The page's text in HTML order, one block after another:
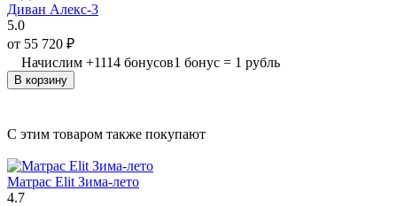
Диван Алекс-3
5.0
от 55 720 ₽
Начислим +1114 бонусов1 бонус = 1 рубль
В корзину
C этим товаром также покупают
Матрас Elit Зима-лето
4.7